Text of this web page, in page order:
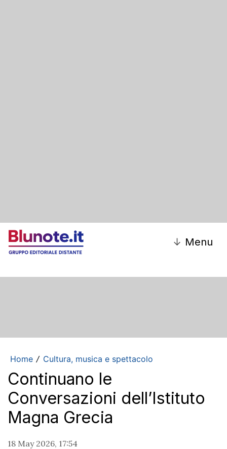
↓ Menu
Home / Cultura, musica e spettacolo
Continuano le
Conversazioni dell’Istituto
Magna Grecia
18 May 2026, 17:54